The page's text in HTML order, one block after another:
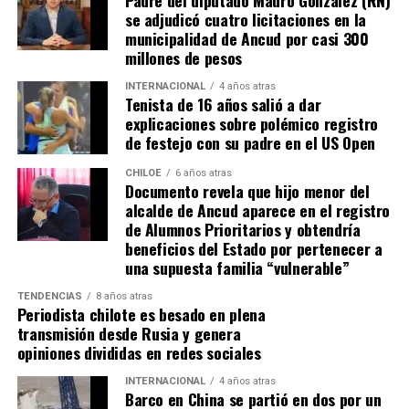
Tomás, los pasos siguen quemando los pies de Fernando
en pos de que cada kilómetro recorrido, signifique más
que una llegada a Santiago, un arribo a la cura de su hijo
Actualmente, Gómez se encuentra en Santiago
realizando trámites y participando como invitada en
distintos medios de comunicación. Aunque aún no tiene
una fecha exacta para su viaje a Estados Unidos, donde
se administra el medicamento, indicó que esperan
realizarlo «a mediados de junio».
Cabe destacar que, pese a que se logró reunir el dinero y,
por ende, la meta se cumplió, continúan circulando por
redes sociales, eventos a beneficios de Tomás Ross.
¿Como ayudar?
Instagram, Dante_contra_duchenne
Fernando Jara (padre)
se adjudicó cuatro licitaciones en la
municipalidad de Ancud por casi 300
millones de pesos
INTERNACIONAL 4 años atras
Tenista de 16 años salió a dar
explicaciones sobre polémico registro
de festejo con su padre en el US Open
CHILOE 6 años atras
Documento revela que hijo menor del
alcalde de Ancud aparece en el registro
de Alumnos Prioritarios y obtendría
beneficios del Estado por pertenecer a
una supuesta familia “vulnerable”
TENDENCIAS 8 años atras
Periodista chilote es besado en plena
transmisión desde Rusia y genera
opiniones divididas en redes sociales
INTERNACIONAL 4 años atras
Barco en China se partió en dos por un